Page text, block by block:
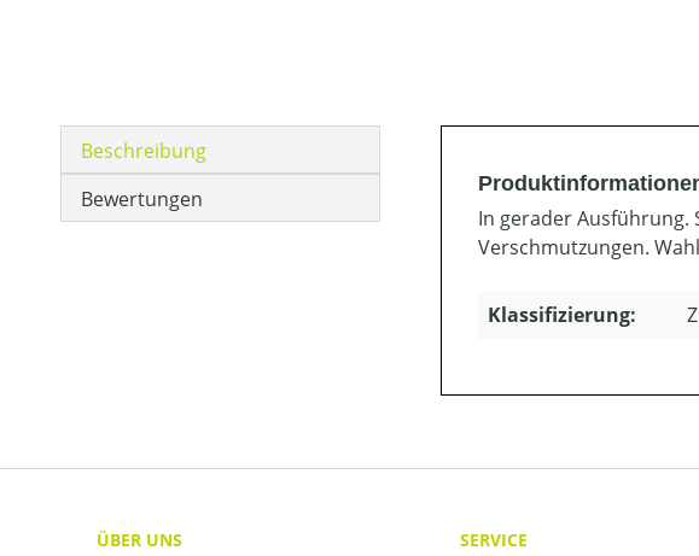
Beschreibung
Bewertungen
In gerader
Verschmutzungen.
Klassifizierung:
ÜBER UNS
SERVICE